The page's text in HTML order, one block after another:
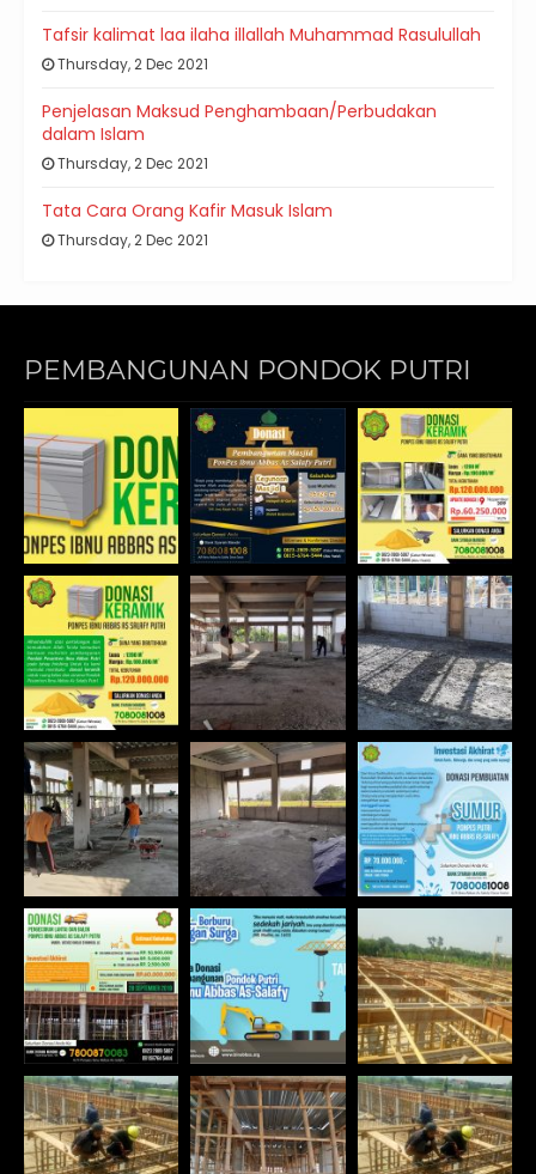
Tafsir kalimat laa ilaha illallah Muhammad Rasulullah
Thursday, 2 Dec 2021
Penjelasan Maksud Penghambaan/Perbudakan
dalam Islam
Thursday, 2 Dec 2021
Tata Cara Orang Kafir Masuk Islam
Thursday, 2 Dec 2021
PEMBANGUNAN PONDOK PUTRI